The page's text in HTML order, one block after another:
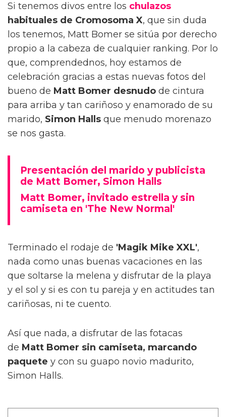
Si tenemos divos entre los chulazos
habituales de Cromosoma X, que sin duda
los tenemos, Matt Bomer se sitúa por derecho
propio a la cabeza de cualquier ranking. Por lo
que, comprendednos, hoy estamos de
celebración gracias a estas nuevas fotos del
bueno de Matt Bomer desnudo de cintura
para arriba y tan cariñoso y enamorado de su
marido, Simon Halls que menudo morenazo
se nos gasta.
Presentación del marido y publicista
de Matt Bomer, Simon Halls
Matt Bomer, invitado estrella y sin
camiseta en 'The New Normal'
Terminado el rodaje de 'Magik Mike XXL',
nada como unas buenas vacaciones en las
que soltarse la melena y disfrutar de la playa
y el sol y si es con tu pareja y en actitudes tan
cariñosas, ni te cuento.
Así que nada, a disfrutar de las fotacas
de Matt Bomer sin camiseta, marcando
paquete y con su guapo novio madurito,
Simon Halls.